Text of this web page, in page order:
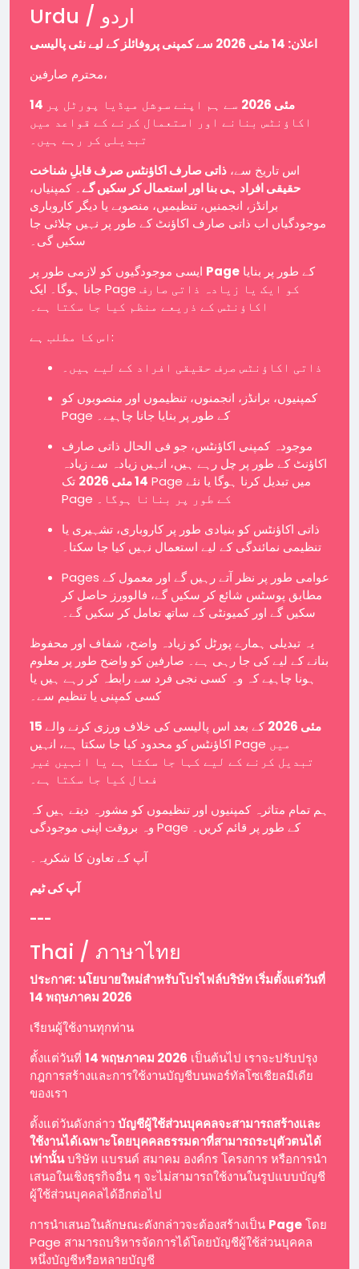
Urdu / اردو
اعلان: 14 مئی 2026 سے کمپنی پروفائلز کے لیے نئی پالیسی
محترم صارفین،
14 مئی 2026
سے ہم اپنے سوشل میڈیا پورٹل پر
اکاؤنٹس بنانے اور استعمال کرنے کے قواعد میں
تبدیلی کر رہے ہیں۔
اس تاریخ سے، ذاتی صارف اکاؤنٹس صرف قابلِ شناخت
حقیقی افراد ہی بنا اور استعمال کر سکیں گے۔ کمپنیاں،
برانڈز، انجمنیں، تنظیمیں، منصوبے یا دیگر کاروباری
موجودگیاں اب ذاتی صارف اکاؤنٹ کے طور پر نہیں چلائی جا
سکیں گی۔
Page
جانا ہوگا۔ ایک Page کو ایک یا زیادہ ذاتی صارف
اکاؤنٹس کے ذریعے منظم کیا جا سکتا ہے۔
اس کا مطلب ہے:
ذاتی اکاؤنٹس صرف حقیقی افراد کے لیے ہیں۔
کمپنیوں، برانڈز، انجمنوں، تنظیموں اور منصوبوں کو
Page کے طور پر بنایا جانا چاہیے۔
موجودہ کمپنی اکاؤنٹس، جو فی الحال ذاتی صارف
اکاؤنٹ کے طور پر چل رہے ہیں، انہیں زیادہ سے زیادہ
14 مئی 2026
تک Page میں تبدیل کرنا ہوگا یا نئے
Page کے طور پر بنانا ہوگا۔
ذاتی اکاؤنٹس کو بنیادی طور پر کاروباری، تشہیری یا
تنظیمی نمائندگی کے لیے استعمال نہیں کیا جا سکتا۔
Pages عوامی طور پر نظر آتے رہیں گے اور معمول کے
مطابق پوسٹس شائع کر سکیں گے، فالوورز حاصل کر
سکیں گے اور کمیونٹی کے ساتھ تعامل کر سکیں گے۔
یہ تبدیلی ہمارے پورٹل کو زیادہ واضح، شفاف اور محفوظ
بنانے کے لیے کی جا رہی ہے۔ صارفین کو واضح طور پر معلوم
ہونا چاہیے کہ وہ کسی نجی فرد سے رابطہ کر رہے ہیں یا
کسی کمپنی یا تنظیم سے۔
15 مئی 2026
کے بعد اس پالیسی کی خلاف ورزی کرنے والے
اکاؤنٹس کو محدود کیا جا سکتا ہے، انہیں Page میں
تبدیل کرنے کے لیے کہا جا سکتا ہے یا انہیں غیر
فعال کیا جا سکتا ہے۔
ہم تمام متاثرہ کمپنیوں اور تنظیموں کو مشورہ دیتے ہیں کہ
وہ بروقت اپنی موجودگی Page کے طور پر قائم کریں۔
آپ کے تعاون کا شکریہ۔
آپ کی ٹیم
---
Thai / ภาษาไทย
ประกาศ: นโยบายใหม่สำหรับโปรไฟล์บริษัท เริ่มตั้งแต่วันที่
14 พฤษภาคม 2026
เรียนผู้ใช้งานทุกท่าน
ตั้งแต่วันที่ 14 พฤษภาคม 2026 เป็นต้นไป เราจะปรับปรุง
กฎการสร้างและการใช้งานบัญชีบนพอร์ทัลโซเชียลมีเดีย
ของเรา
ตั้งแต่วันดังกล่าวบัญชีผู้ใช้ส่วนบุคคลจะสามารถสร้างและ
ใช้งานได้เฉพาะโดยบุคคลธรรมดาที่สามารถระบุตัวตนได้
เท่านั้นบริษัท แบรนด์ สมาคม องค์กร โครงการ หรือการนำ
เสนอในเชิงธุรกิจอื่น ๆ จะไม่สามารถใช้งานในรูปแบบบัญชี
ผู้ใช้ส่วนบุคคลได้อีกต่อไป
การนำเสนอในลักษณะดังกล่าวจะต้องสร้างเป็น Pageโดย
Page สามารถบริหารจัดการได้โดยบัญชีผู้ใช้ส่วนบุคคล
หนึ่งบัญชีหรือหลายบัญชี